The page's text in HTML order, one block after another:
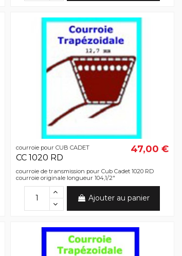
courroie pour CUB CADET
CC 1020 RD
47,00 €
courroie de transmission pour Cub Cadet 1020 RD
courroie originale longueur 104,1/2"
Ajouter au panier